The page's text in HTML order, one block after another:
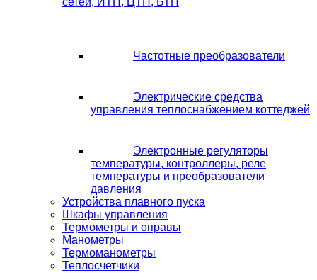
Частотные преобразователи
Электрические средства
управления теплоснабжением коттеджей
Электронные регуляторы
температуры, контроллеры, реле
температуры и преобразователи
давления
Устройства плавного пуска
Шкафы управления
Термометры и оправы
Манометры
Термоманометры
Теплосчетчики